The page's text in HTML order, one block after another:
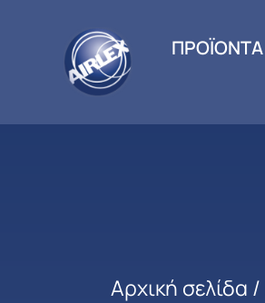
ΠΡΟΪΟΝΤΑ
Αρχική σελίδα /